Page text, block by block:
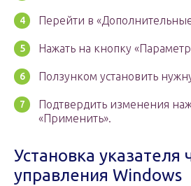
Перейти в
Нажать на кнопку
Ползунком установить
Подтвердить изменения
«Применить».
Установка указателя
управления Windows